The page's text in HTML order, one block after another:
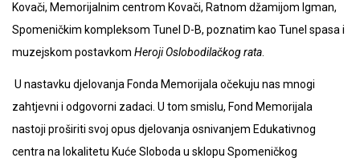
Kovači, Memorijalnim centrom Kovači, Ratnom džamijom Igman,
Spomeničkim kompleksom Tunel D-B, poznatim kao Tunel spasa i
muzejskom postavkom Heroji Oslobodilačkog rata.
U nastavku djelovanja Fonda Memorijala očekuju nas mnogi
zahtjevni i odgovorni zadaci. U tom smislu, Fond Memorijala
nastoji proširiti svoj opus djelovanja osnivanjem Edukativnog
centra na lokalitetu Kuće Sloboda u sklopu Spomeničkog